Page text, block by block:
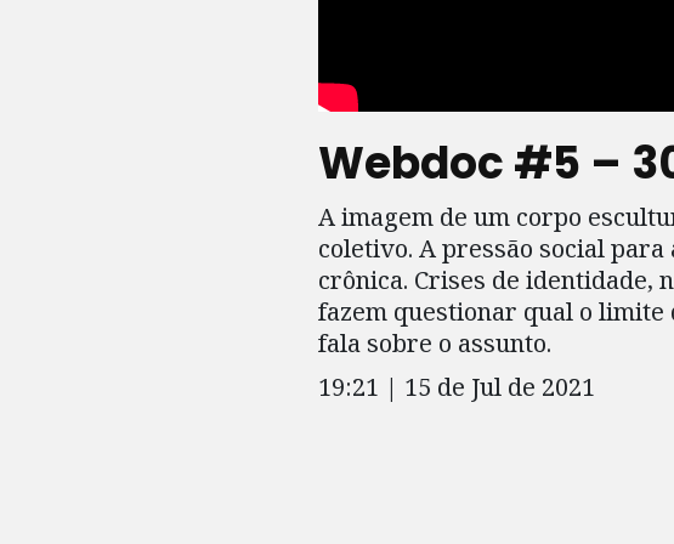
Webdoc #5 –
A imagem de um corpo
coletivo. A pressão social
crônica. Crises de identidade,
fazem questionar qual o limite
fala sobre o assunto.
19:21 | 15 de Jul de 2021